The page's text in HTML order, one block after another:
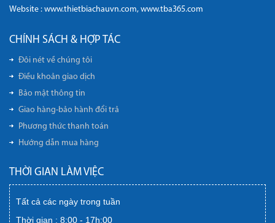
Website : www.thietbiachauvn.com, www.tba365.com
CHÍNH SÁCH & HỢP TÁC
Đôi nét về chúng tôi
Điều khoản giao dịch
Bảo mật thông tin
Giao hàng-bảo hành đổi trả
Phương thức thanh toán
Hướng dẫn mua hàng
THỜI GIAN LÀM VIỆC
Tất cả các ngày trong tuần
Thời gian : 8:00 - 17h:00